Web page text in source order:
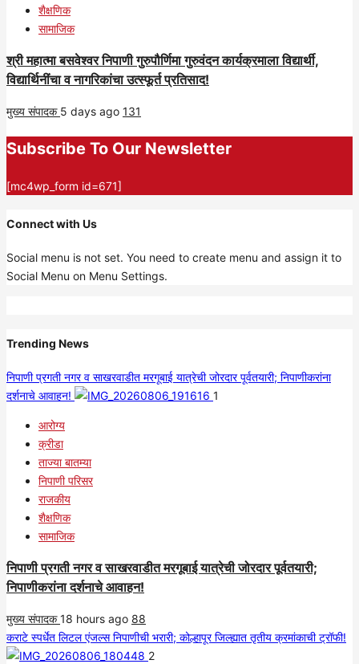
शैक्षणिक
सामाजिक
श्री महात्मा बसवेश्वर निपाणी गुरुपौर्णिमा गुरुवंदन कार्यक्रमाला विद्यार्थी,
विद्यार्थिनींचा व नागरिकांचा उत्स्फूर्त प्रतिसाद!
मुख्य संपादक 5 days ago 131
Subscribe To Our Newsletter
[mc4wp_form id=671]
Connect with Us
Social menu is not set. You need to create menu and assign it to
Social Menu on Menu Settings.
Trending News
निपाणी प्रगती नगर व साखरवाडीत मरगूबाई यात्रेची जोरदार पूर्वतयारी; निपाणीकरांना
दर्शनाचे आवाहन!
1
आरोग्य
क्रीडा
ताज्या बातम्या
निपाणी परिसर
राजकीय
शैक्षणिक
सामाजिक
निपाणी प्रगती नगर व साखरवाडीत मरगूबाई यात्रेची जोरदार पूर्वतयारी;
निपाणीकरांना दर्शनाचे आवाहन!
मुख्य संपादक18 hours ago 88
कराटे स्पर्धेत लिटल एंजल्स निपाणीची भरारी; कोल्हापूर जिल्ह्यात तृतीय क्रमांकाची ट्रॉफी!
2